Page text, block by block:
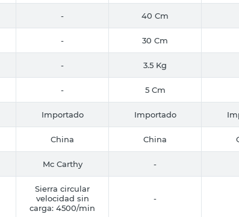
- 40 Cm
- 30 Cm
- 3.5 Kg
- 5 Cm
Importado Importado
China China
Mc Carthy -
Sierra circular
velocidad sin
carga: 4500/min
-